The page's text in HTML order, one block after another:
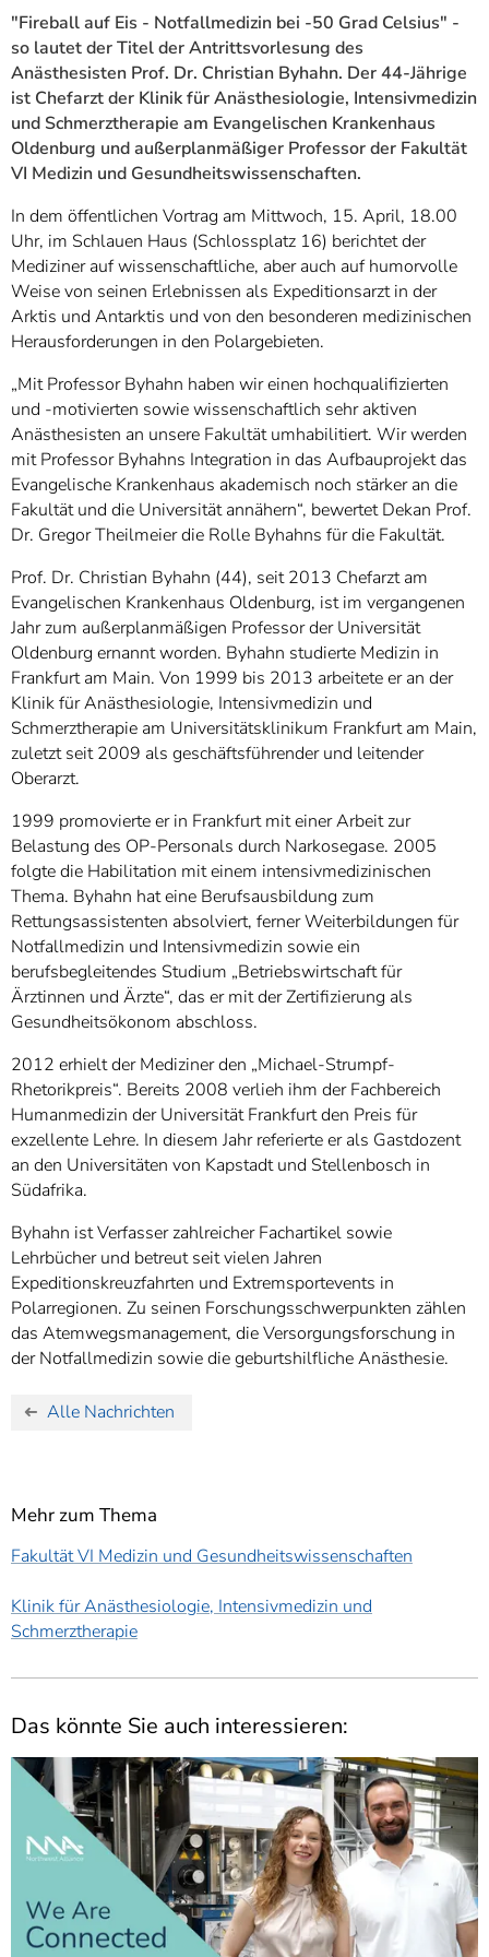
Informationen zur
Barrierefreiheit
"Fireball auf Eis - Notfallmedizin bei -50 Grad Celsius" -
so lautet der Titel der Antrittsvorlesung des
Anästhesisten Prof. Dr. Christian Byhahn. Der 44-Jährige
ist Chefarzt der Klinik für Anästhesiologie, Intensivmedizin
und Schmerztherapie am Evangelischen Krankenhaus
Oldenburg und außerplanmäßiger Professor der Fakultät
VI Medizin und Gesundheitswissenschaften.
In dem öffentlichen Vortrag am Mittwoch, 15. April, 18.00
Uhr, im Schlauen Haus (Schlossplatz 16) berichtet der
Mediziner auf wissenschaftliche, aber auch auf humorvolle
Weise von seinen Erlebnissen als Expeditionsarzt in der
Arktis und Antarktis und von den besonderen medizinischen
Herausforderungen in den Polargebieten.
„Mit Professor Byhahn haben wir einen hochqualifizierten
und -motivierten sowie wissenschaftlich sehr aktiven
Anästhesisten an unsere Fakultät umhabilitiert. Wir werden
mit Professor Byhahns Integration in das Aufbauprojekt das
Evangelische Krankenhaus akademisch noch stärker an die
Fakultät und die Universität annähern“, bewertet Dekan Prof.
Dr. Gregor Theilmeier die Rolle Byhahns für die Fakultät.
Prof. Dr. Christian Byhahn (44), seit 2013 Chefarzt am
Evangelischen Krankenhaus Oldenburg, ist im vergangenen
Jahr zum außerplanmäßigen Professor der Universität
Oldenburg ernannt worden. Byhahn studierte Medizin in
Frankfurt am Main. Von 1999 bis 2013 arbeitete er an der
Klinik für Anästhesiologie, Intensivmedizin und
Schmerztherapie am Universitätsklinikum Frankfurt am Main,
zuletzt seit 2009 als geschäftsführender und leitender
Oberarzt.
1999 promovierte er in Frankfurt mit einer Arbeit zur
Belastung des OP-Personals durch Narkosegase. 2005
folgte die Habilitation mit einem intensivmedizinischen
Thema. Byhahn hat eine Berufsausbildung zum
Rettungsassistenten absolviert, ferner Weiterbildungen für
Notfallmedizin und Intensivmedizin sowie ein
berufsbegleitendes Studium „Betriebswirtschaft für
Ärztinnen und Ärzte“, das er mit der Zertifizierung als
Gesundheitsökonom abschloss.
2012 erhielt der Mediziner den „Michael-Strumpf-
Rhetorikpreis“. Bereits 2008 verlieh ihm der Fachbereich
Humanmedizin der Universität Frankfurt den Preis für
exzellente Lehre. In diesem Jahr referierte er als Gastdozent
an den Universitäten von Kapstadt und Stellenbosch in
Südafrika.
Byhahn ist Verfasser zahlreicher Fachartikel sowie
Lehrbücher und betreut seit vielen Jahren
Expeditionskreuzfahrten und Extremsportevents in
Polarregionen. Zu seinen Forschungsschwerpunkten zählen
das Atemwegsmanagement, die Versorgungsforschung in
der Notfallmedizin sowie die geburtshilfliche Anästhesie.
Alle Nachrichten
Mehr zum Thema
Fakultät VI Medizin und Gesundheitswissenschaften
Klinik für Anästhesiologie, Intensivmedizin und
Schmerztherapie
Das könnte Sie auch interessieren: